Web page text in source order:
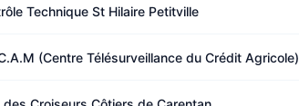
Technique St Hilaire Petitville
(Centre Télésurveillance du Crédit Agricole)